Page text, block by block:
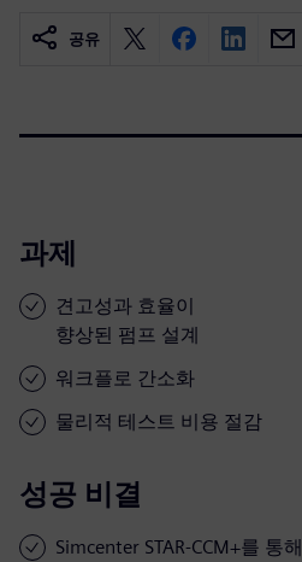
공유
과제
견고성과 효율이
향상된 펌프 설계
워크플로 간소화
물리적 테스트 비용 절감
성공 비결
Simcenter STAR-CCM+를 통해